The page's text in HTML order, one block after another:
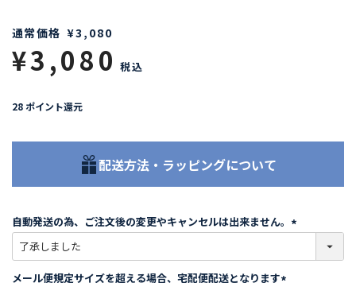
通常価格 ¥3,080
¥3,080 税込
28 ポイント還元
配送方法・ラッピングについて
自動発送の為、ご注文後の変更やキャンセルは出来ません。
必
メール便規定サイズを超える場合、宅配便配送となります